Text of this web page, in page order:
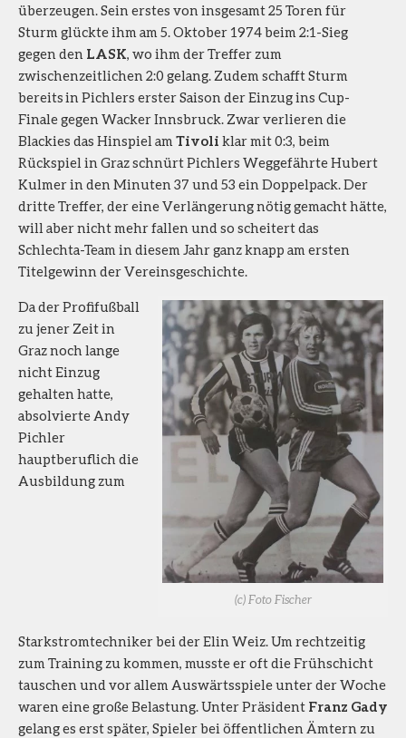
überzeugen. Sein erstes von insgesamt 25 Toren für
Sturm glückte ihm am 5. Oktober 1974 beim 2:1-Sieg
gegen den LASK, wo ihm der Treffer zum
zwischenzeitlichen 2:0 gelang. Zudem schafft Sturm
bereits in Pichlers erster Saison der Einzug ins Cup-
Finale gegen Wacker Innsbruck. Zwar verlieren die
Blackies das Hinspiel am Tivoli klar mit 0:3, beim
Rückspiel in Graz schnürt Pichlers Weggefährte Hubert
Kulmer in den Minuten 37 und 53 ein Doppelpack. Der
dritte Treffer, der eine Verlängerung nötig gemacht hätte,
will aber nicht mehr fallen und so scheitert das
Schlechta-Team in diesem Jahr ganz knapp am ersten
Titelgewinn der Vereinsgeschichte.
(c) Foto Fischer
Da der Profifußball
zu jener Zeit in
Graz noch lange
nicht Einzug
gehalten hatte,
absolvierte Andy
Pichler
hauptberuflich die
Ausbildung zum
Starkstromtechniker bei der Elin Weiz. Um rechtzeitig
zum Training zu kommen, musste er oft die Frühschicht
tauschen und vor allem Auswärtsspiele unter der Woche
waren eine große Belastung. Unter Präsident Franz Gady
gelang es erst später, Spieler bei öffentlichen Ämtern zu